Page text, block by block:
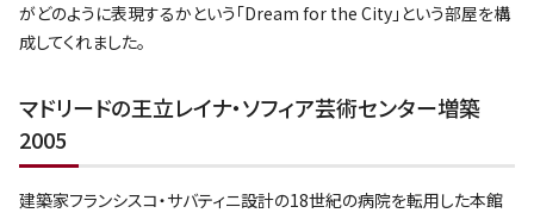
がどのように表現するかという「Dream for the City」という部屋を構
成してくれました。
マドリードの王立レイナ・ソフィア芸術センター増築
2005
建築家フランシスコ・サバティニ設計の18世紀の病院を転用した本館